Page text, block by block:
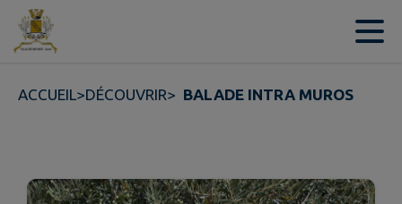
Contenu
ACCUEIL>DÉCOUVRIR> BALADE INTRA MUROS